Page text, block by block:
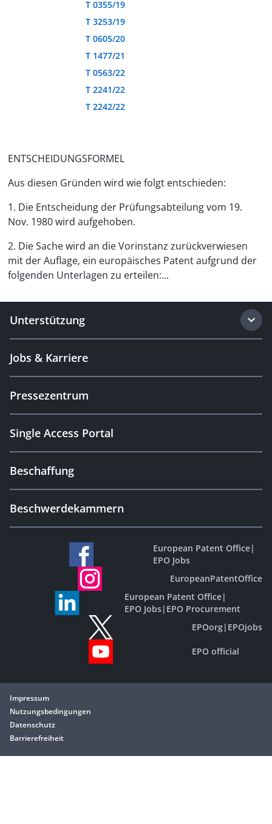
T 0355/19
T 3253/19
T 0605/20
T 1477/21
T 0563/22
T 2241/22
T 2242/22
ENTSCHEIDUNGSFORMEL
Aus diesen Gründen wird wie folgt entschieden:
1. Die Entscheidung der Prüfungsabteilung vom 19.
Nov. 1980 wird aufgehoben.
2. Die Sache wird an die Vorinstanz zurückverwiesen
mit der Auflage, ein europäisches Patent aufgrund der
folgenden Unterlagen zu erteilen:...
Unterstützung
Jobs & Karriere
Pressezentrum
Single Access Portal
Beschaffung
Beschwerdekammern
European Patent Office|
EPO Jobs
EuropeanPatentOffice
European Patent Office|
EPO Jobs| EPO Procurement
EPOorg| EPOjobs
EPO official
Impressum
Nutzungsbedingungen
Datenschutz
Barrierefreiheit